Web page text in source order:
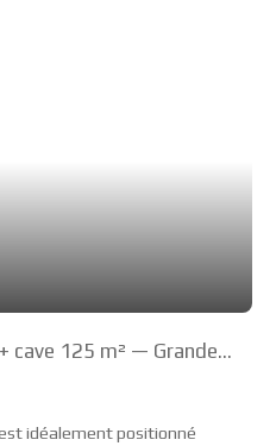
cave 125 m² — Grande
idéalement positionné